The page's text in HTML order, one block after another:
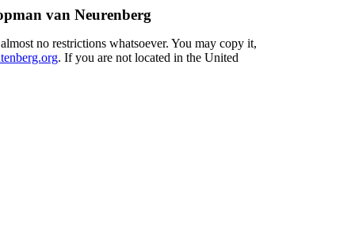
van Neurenberg
no restrictions whatsoever. You may copy it,
. If you are not located in the United